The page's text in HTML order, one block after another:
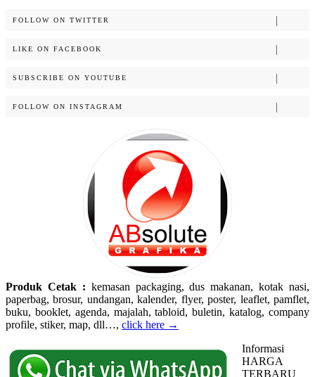
FOLLOW ON TWITTER
LIKE ON FACEBOOK
SUBSCRIBE ON YOUTUBE
FOLLOW ON INSTAGRAM
Produk Cetak : kemasan packaging, dus makanan, kotak nasi,
paperbag, brosur, undangan, kalender, flyer, poster, leaflet, pamflet,
buku, booklet, agenda, majalah, tabloid, buletin, katalog, company
profile, stiker, map, dll…, click here →
Informasi
HARGA
TERBARU